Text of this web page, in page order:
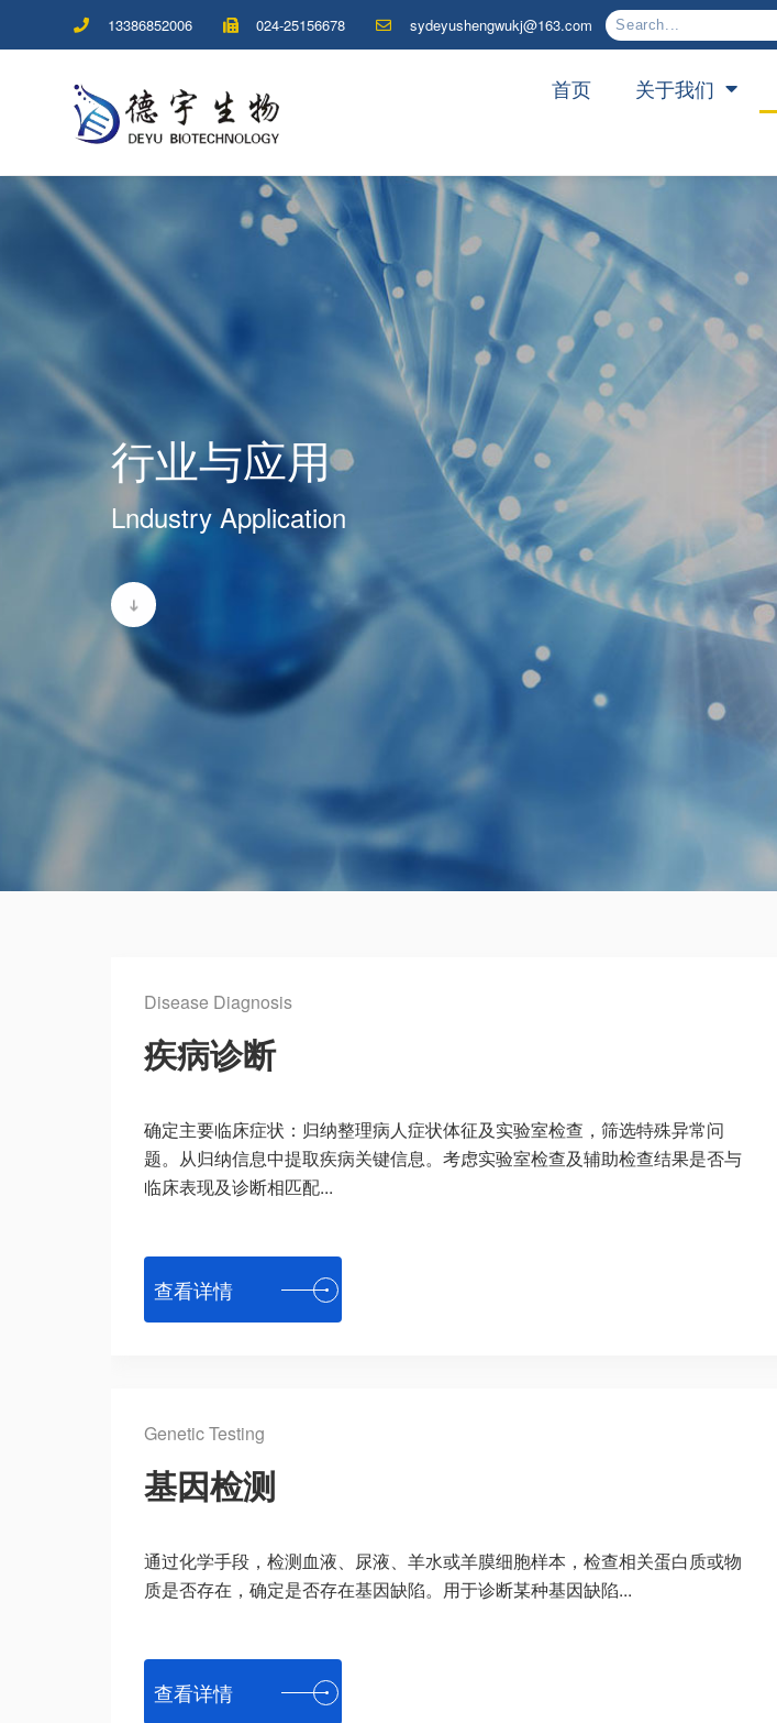
13386852006 024-25156678 sydeyushengwukj@163.com
首页 关于我们
行业与应用
Lndustry Application
Disease Diagnosis
疾病诊断
确定主要临床症状：归纳整理病人症状体征及实验室检查，筛选特殊异常问
题。从归纳信息中提取疾病关键信息。考虑实验室检查及辅助检查结果是否与
临床表现及诊断相匹配...
查看详情
Genetic Testing
基因检测
通过化学手段，检测血液、尿液、羊水或羊膜细胞样本，检查相关蛋白质或物
质是否存在，确定是否存在基因缺陷。用于诊断某种基因缺陷...
查看详情